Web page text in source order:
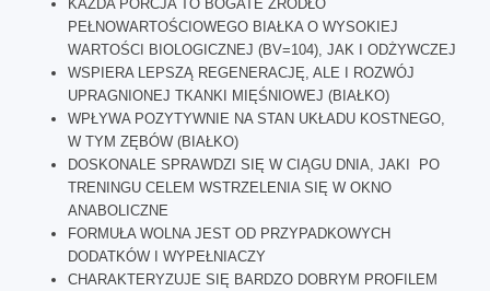
KAŻDA PORCJA TO BOGATE ŹRÓDŁO
PEŁNOWARTOŚCIOWEGO BIAŁKA O WYSOKIEJ
WARTOŚCI BIOLOGICZNEJ (BV=104), JAK I ODŻYWCZEJ
WSPIERA LEPSZĄ REGENERACJĘ, ALE I ROZWÓJ
UPRAGNIONEJ TKANKI MIĘŚNIOWEJ (BIAŁKO)
WPŁYWA POZYTYWNIE NA STAN UKŁADU KOSTNEGO,
W TYM ZĘBÓW (BIAŁKO)
DOSKONALE SPRAWDZI SIĘ W CIĄGU DNIA, JAKI PO
TRENINGU CELEM WSTRZELENIA SIĘ W OKNO
ANABOLICZNE
FORMUŁA WOLNA JEST OD PRZYPADKOWYCH
DODATKÓW I WYPEŁNIACZY
CHARAKTERYZUJE SIĘ BARDZO DOBRYM PROFILEM